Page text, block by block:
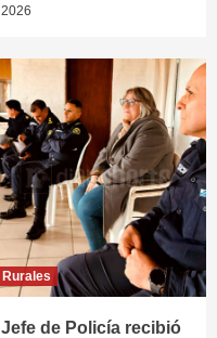
2026
Rurales
Jefe de Policía recibió